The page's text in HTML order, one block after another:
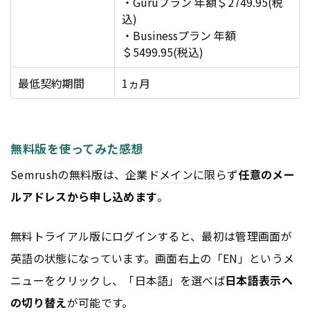
込)
・Businessプラン 年額
＄5499.95(税込)
最低契約期間
1ヵ月
無料版を使ってみた感想
Semrushの無料版は、企業 ドメインに限らず任意のメー
ルアドレスから申し込めます。
無料トライアル版にログインすると、最初は管理画面が
英語の状態になっています。画面右上の「EN」というメ
ニューをクリックし、「日本語」を選べば日本語表示へ
の切り替えが可能です。